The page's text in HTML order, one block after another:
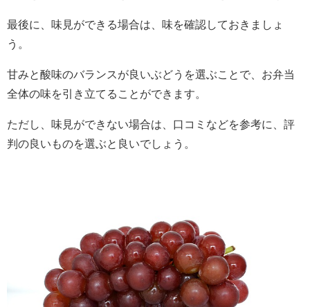
最後に、味見ができる場合は、味を確認しておきましょ
う。
甘みと酸味のバランスが良いぶどうを選ぶことで、お弁当
全体の味を引き立てることができます。
ただし、味見ができない場合は、口コミなどを参考に、評
判の良いものを選ぶと良いでしょう。